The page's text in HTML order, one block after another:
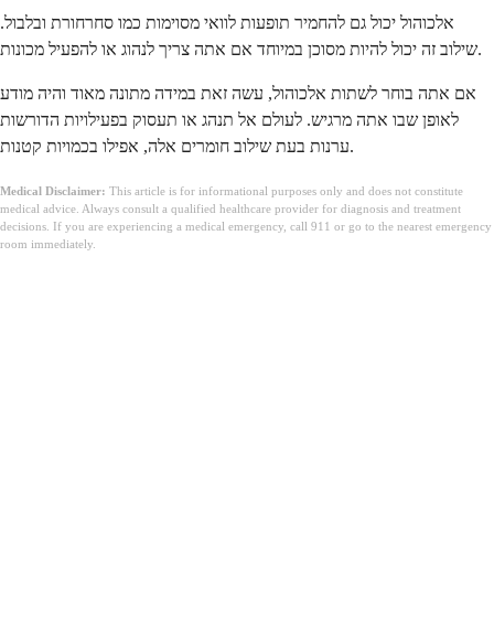
אלכוהול יכול גם להחמיר תופעות לוואי מסוימות כמו סחרחורת ובלבול.
שילוב זה יכול להיות מסוכן במיוחד אם אתה צריך לנהוג או להפעיל מכונות.
אם אתה בוחר לשתות אלכוהול, עשה זאת במידה מתונה מאוד והיה מודע
לאופן שבו אתה מרגיש. לעולם אל תנהג או תעסוק בפעילויות הדורשות
ערנות בעת שילוב חומרים אלה, אפילו בכמויות קטנות.
Medical Disclaimer: This article is for informational purposes only and does not constitute
medical advice. Always consult a qualified healthcare provider for diagnosis and treatment
decisions. If you are experiencing a medical emergency, call 911 or go to the nearest emergency
room immediately.